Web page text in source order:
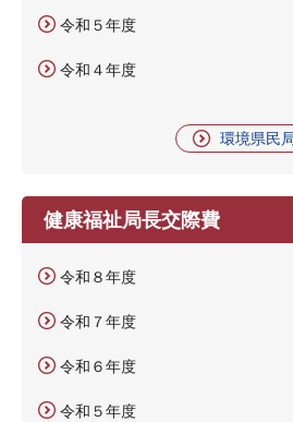
令和５年度
令和４年度
環境県民
健康福祉局長交際費
令和８年度
令和７年度
令和６年度
令和５年度